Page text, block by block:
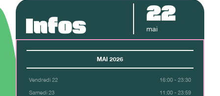
Infos 22
mai
MAI 2026
Vendredi 22 16:00 - 23:30
Samedi 23 11:00 - 23:59